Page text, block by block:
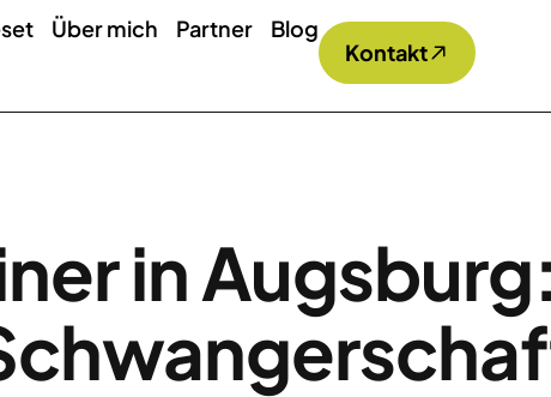
Über mich Partner
Blog
Kontakt
in